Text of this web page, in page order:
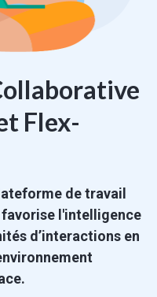
Flex-
de travail
l'intelligence
d’interactions en